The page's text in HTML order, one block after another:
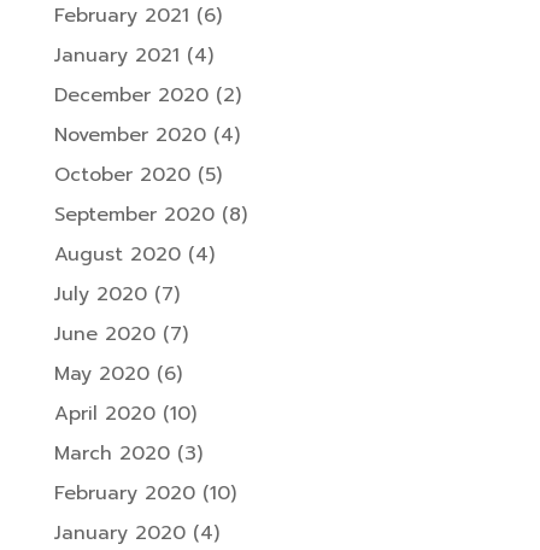
February 2021 (6)
January 2021 (4)
December 2020(2)
November 2020(4)
October 2020(5)
September 2020(8)
August 2020(4)
July 2020(7)
June 2020(7)
May 2020(6)
April 2020(10)
March 2020(3)
February 2020(10)
January 2020(4)